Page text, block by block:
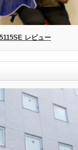
レビュー